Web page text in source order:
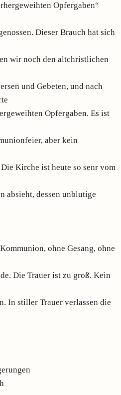
Opfergaben“
Dieser Brauch hat sich
wir noch den altchristlichen
und Gebeten, und nach
Opfergaben. Es ist
aber kein
Kirche ist heute so senr vom
absieht, dessen unblutige
ohne Gesang, ohne
Die Trauer ist zu groß. Kein
In stiller Trauer verlassen die